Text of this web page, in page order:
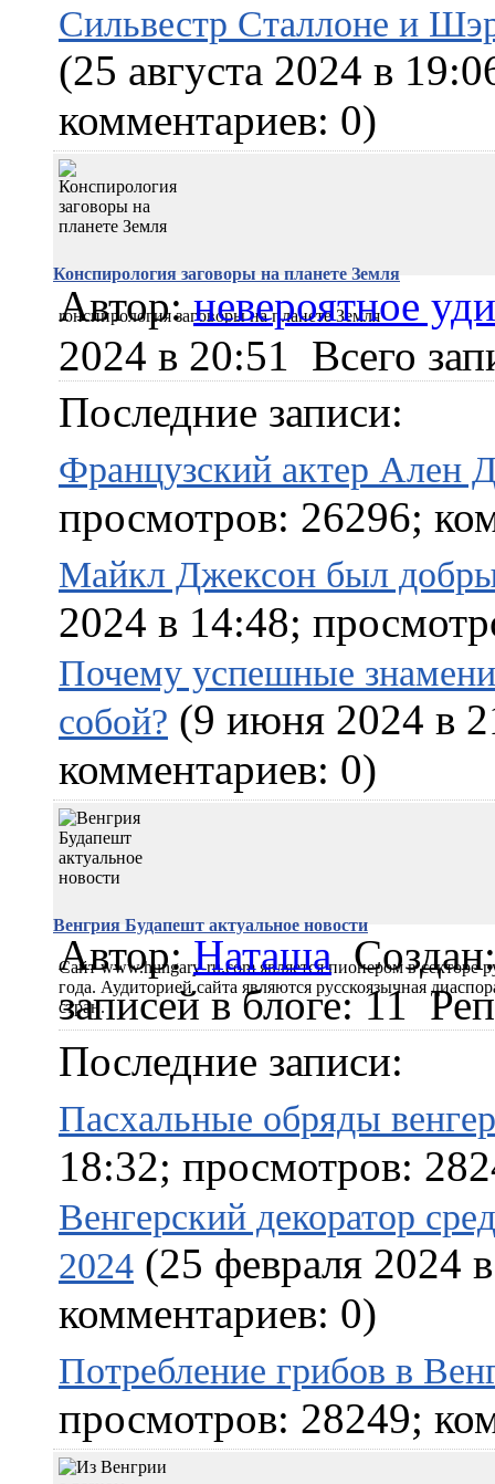
Сильвестр Сталлоне и
(25 августа 2024 в
комментариев: 0)
Конспирология заговоры на планете Земля
rонспирология заговоры на планете Земля
Автор:невероятное
2024 в 20:51 Всего
Последние записи:
Французский актер Ален
просмотров: 26296;
Майкл Джексон был
2024 в 14:48;
Почему успешные
собой? (9 июня 2024 в
комментариев: 0)
Венгрия Будапешт актуальное новости
Сайт www.hungary-ru.com является пионером в секторе
года. Аудиторией сайта являются русскоязычная
стран.
Автор:Наташа
записей в блоге: 11
Последние записи:
Пасхальные обряды
18:32; просмотров:
Венгерский декоратор
2024 (25 февраля 2024
комментариев: 0)
Потребление грибов в
просмотров: 28249;